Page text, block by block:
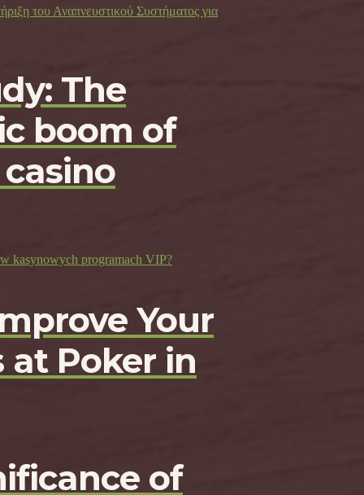
του Αναπνευστικού Συστήματος για
The
boom of
casino
kasynowych programach VIP?
Your
at Poker in
of